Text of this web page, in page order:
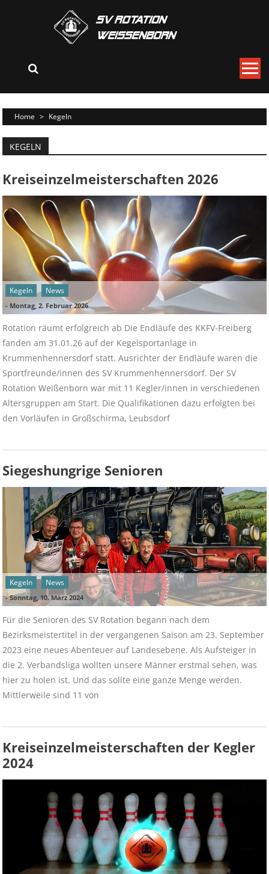
Home > Kegeln
KEGELN
Kreiseinzelmeisterschaften 2026
Kegeln News
- Montag, 2. Februar 2026
Rotation räumt erfolgreich ab Die Endläufe des KKFV-Freiberg
fanden am 31.01.26 auf der Kegelsportanlage in
Krummenhennersdorf statt. Ausrichter der Endläufe waren die
Sportfreunde/innen des SV Krummenhennersdorf. Der SV
Rotation Weißenborn war mit 11 Kegler/innen in verschiedenen
Altersgruppen am Start. Die Qualifikationen dazu erfolgten bei
den Vorläufen in Großschirma, Leubsdorf
Siegeshungrige Senioren
Kegeln News
-Sonntag, 10. März 2024
Für die Senioren des SV Rotation begann nach dem
Bezirksmeistertitel in der vergangenen Saison am 23. September
2023 eine neues Abenteuer auf Landesebene. Als Aufsteiger in
die 2. Verbandsliga wollten unsere Männer erstmal sehen, was
hier zu holen ist. Und das sollte eine ganze Menge werden.
Mittlerweile sind 11 von
Kreiseinzelmeisterschaften der Kegler
2024